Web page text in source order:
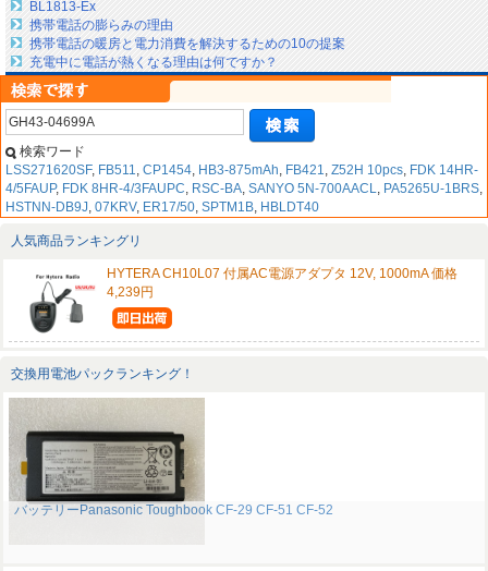
BL1813-Ex
携帯電話の膨らみの理由
携帯電話の暖房と電力消費を解決するための10の提案
充電中に電話が熱くなる理由は何ですか？
検索ワード
LSS271620SF, FB511, CP1454, HB3-875mAh, FB421, Z52H 10pcs, FDK 14HR-
4/5FAUP, FDK 8HR-4/3FAUPC, RSC-BA, SANYO 5N-700AACL, PA5265U-1BRS,
HSTNN-DB9J, 07KRV, ER17/50, SPTM1B, HBLDT40
人気商品ランキングリ
HYTERA CH10L07 付属AC電源アダプタ 12V, 1000mA 価格
4,239円
交換用電池パックランキング！
バッテリーPanasonic Toughbook CF-29 CF-51 CF-52